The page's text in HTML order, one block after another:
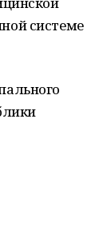
системе